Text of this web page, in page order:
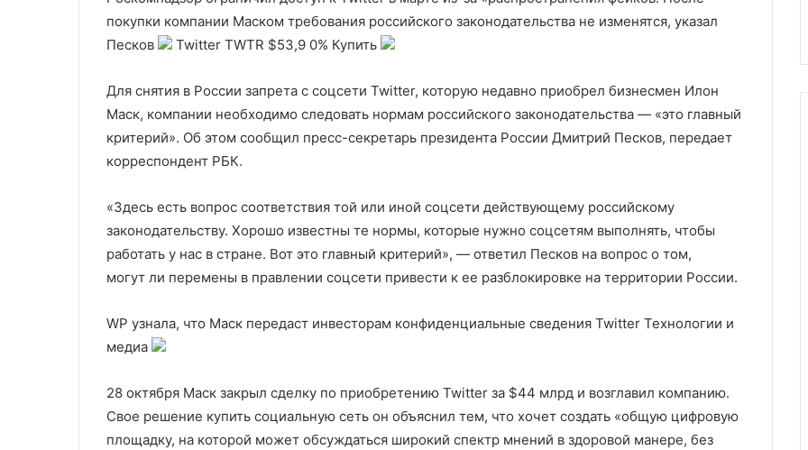
покупки компании Маском требования российского законодательства не изменятся, указал
Песков
Twitter TWTR $53,9 0% Купить
Для снятия в России запрета с соцсети Twitter, которую недавно приобрел бизнесмен Илон
Маск, компании необходимо следовать нормам российского законодательства — «это главный
критерий». Об этом сообщил пресс-секретарь президента России Дмитрий Песков, передает
корреспондент РБК.
«Здесь есть вопрос соответствия той или иной соцсети действующему российскому
законодательству. Хорошо известны те нормы, которые нужно соцсетям выполнять, чтобы
работать у нас в стране. Вот это главный критерий», — ответил Песков на вопрос о том,
могут ли перемены в правлении соцсети привести к ее разблокировке на территории России.
WP узнала, что Маск передаст инвесторам конфиденциальные сведения Twitter Технологии и
медиа
28 октября Маск закрыл сделку по приобретению Twitter за $44 млрд и возглавил компанию.
Свое решение купить социальную сеть он объяснил тем, что хочет создать «общую цифровую
площадку, на которой может обсуждаться широкий спектр мнений в здоровой манере, без
крупнейшей депортации в США
и упомянул Украину
Трампом
Трампом